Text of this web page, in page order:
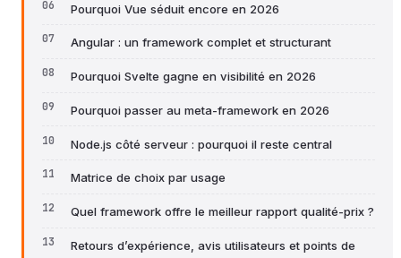
Pourquoi Vue séduit encore en 2026
Angular : un framework complet et structurant
Pourquoi Svelte gagne en visibilité en 2026
Pourquoi passer au meta-framework en 2026
Node.js côté serveur : pourquoi il reste central
Matrice de choix par usage
Quel framework offre le meilleur rapport qualité-prix ?
Retours d’expérience, avis utilisateurs et points de